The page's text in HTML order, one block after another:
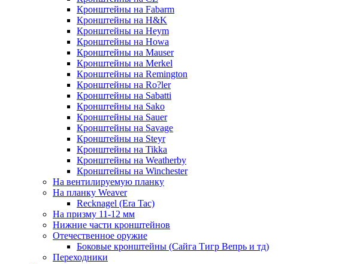
Кронштейны на Fabarm
Кронштейны на H&K
Кронштейны на Heym
Кронштейны на Howa
Кронштейны на Mauser
Кронштейны на Merkel
Кронштейны на Remington
Кронштейны на Ro?ler
Кронштейны на Sabatti
Кронштейны на Sako
Кронштейны на Sauer
Кронштейны на Savage
Кронштейны на Steyr
Кронштейны на Tikka
Кронштейны на Weatherby
Кронштейны на Winchester
На вентилируемую планку
На планку Weaver
Recknagel (Era Tac)
На призму 11-12 мм
Нижние части кронштейнов
Отечественное оружие
Боковые кронштейны (Сайга Тигр Вепрь и тд)
Переходники